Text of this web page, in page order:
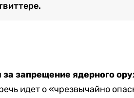
запрещение ядерного
идет о «чрезвычайно